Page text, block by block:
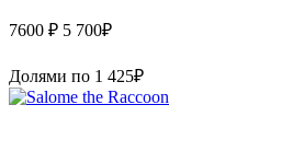
7600 ₽ 5 700₽
Долями по 1 425₽